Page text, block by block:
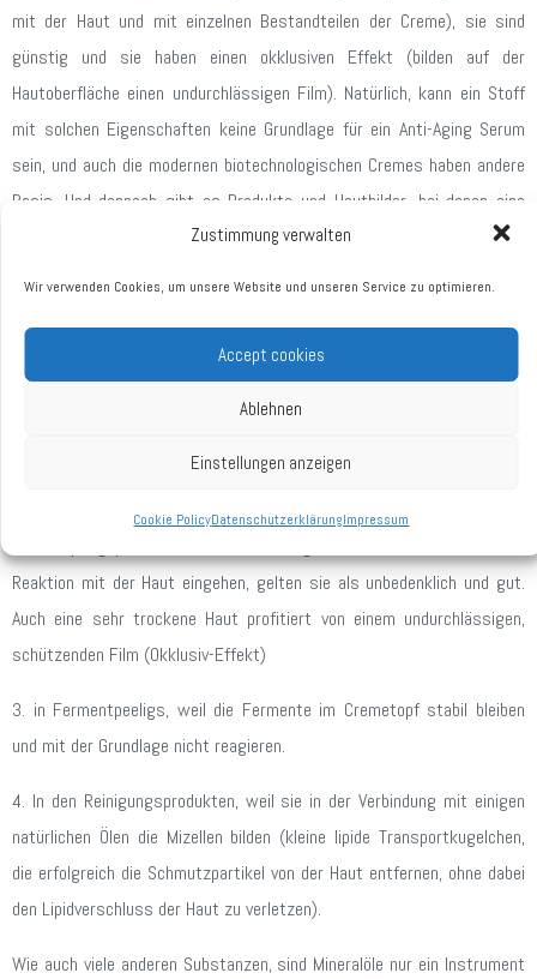
Zustimmung verwalten
Wir verwenden Cookies, um unsere Website und unseren Service zu optimieren.
Accept cookies
Ablehnen
Einstellungen anzeigen
Cookie PolicyDatenschutzerklärungImpressum
HAUPTSEITE
Anti-aging
DIENSTLEISTUNGEN
Meder
Beauty
La
Lailique
Manuelle
Techniken
Micro-
Needling
KONTAKT
|
Kontakt |
Impressum
mit der Haut und mit einzelnen Bestandteilen der Creme), sie sind
günstig und sie haben einen okklusiven Effekt (bilden auf der
Hautoberfläche einen undurchlässigen Film). Natürlich, kann ein Stoff
mit solchen Eigenschaften keine Grundlage für ein Anti-Aging Serum
sein, und auch die modernen biotechnologischen Cremes haben andere
Basis. Und dennoch gibt es Produkte und Hautbilder, bei denen eine
Mineralöl-Grundlage sinnvoll ist.
In welchen Pflegemittel sind Mineralöle sinnvoll und vom Vorteil?
1. Sonnenpflegeprodukte: die Mineralöle werden durch UV-Strahlung
nicht zersetzt, sind gute Träger von physikalischen
Lichtschützfaktoren und erhöhen den UV-Schütz Index (natürliche Öle
aus Steinobst senken ihn dagegen). Leider füllen sich diese Produkte
Reaktion mit der Haut eingehen, gelten sie als unbedenklich und gut.
Auch eine sehr trockene Haut profitiert von einem undurchlässigen,
schützenden Film (Okklusiv-Effekt)
3. in Fermentpeeligs, weil die Fermente im Cremetopf stabil bleiben
und mit der Grundlage nicht reagieren.
4. In den Reinigungsprodukten, weil sie in der Verbindung mit einigen
natürlichen Ölen die Mizellen bilden (kleine lipide Transportkugelchen,
die erfolgreich die Schmutzpartikel von der Haut entfernen, ohne dabei
den Lipidverschluss der Haut zu verletzen).
Wie auch viele anderen Substanzen, sind Mineralöle nur ein Instrument